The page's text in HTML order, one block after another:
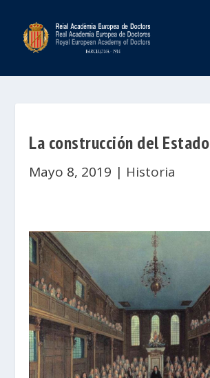
La construcción del Estado
Mayo 8, 2019 | Historia